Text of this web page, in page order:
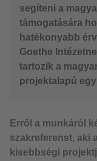
segíteni a
támogatására
hatékonyabb
Goethe
tartozik a
projektalapú
Erről a munkáról
szakreferenst, aki
kisebbségi